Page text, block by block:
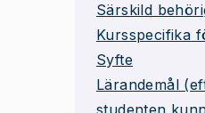
Särskild
Kursspecifika
Syfte
Lärandemål
studenten